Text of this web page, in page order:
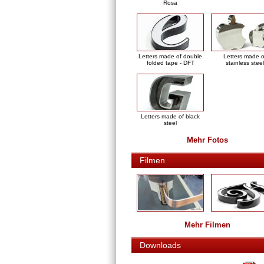
Rosa
Letters made of double
folded tape - DFT
Letters made
stainless steel
Letters made of black
steel
Mehr Fotos
Filmen
Mehr Filmen
Downloads